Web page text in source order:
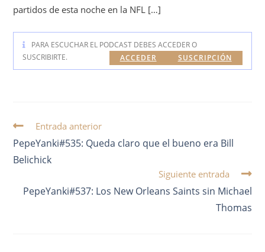
partidos de esta noche en la NFL […]
PARA ESCUCHAR EL PODCAST DEBES ACCEDER O
SUSCRIBIRTE.
SUSCRIPCIÓN
ACCEDER
Entrada anterior
PepeYanki#535: Queda claro que el bueno era Bill
Belichick
Siguiente entrada
PepeYanki#537: Los New Orleans Saints sin Michael
Thomas